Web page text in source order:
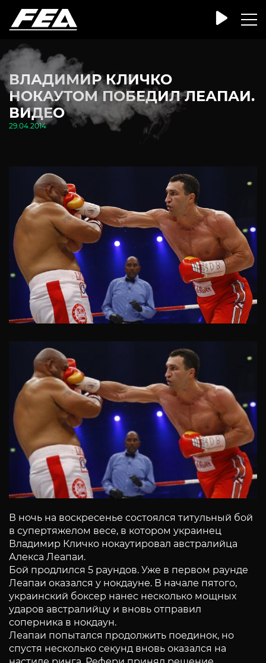
ВЛАДИМИР КЛИЧКО
НОКАУТОМ ПОБЕДИЛ ЛЕАПАИ.
ВИДЕО
29.04.2014
В ночь на воскресенье состоялся титульный бой
в супертяжелом весе, в котором украинец
Владимир Кличко нокаутировал австралийца
Алекса Леапаи.
Бой продлился 5 раундов. Уже в первом раунде
Леапаи оказался у нокдауне. В начале пятого,
украинский боксер нанес несколько мощных
ударов австралийцу и вновь отправил
соперника в нокдаун.
Леапаи попытался продолжить поединок, но
спустя несколько секунд вновь оказался на